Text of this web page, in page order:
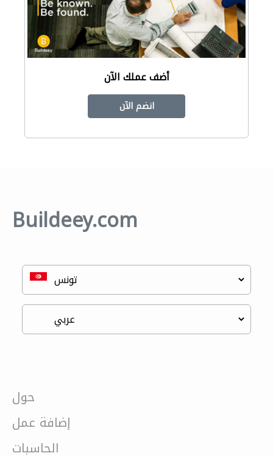
أضف عملك الآن
انضم الآن
Buildeey.com
حول
إضافة عمل
الحاسبات